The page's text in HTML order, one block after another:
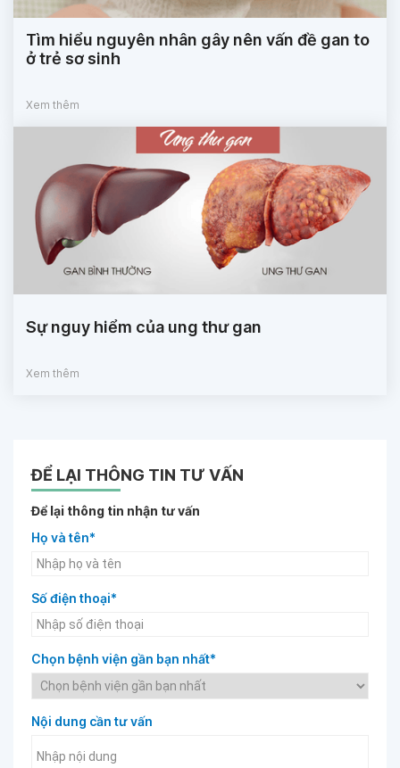
Tìm hiểu nguyên nhân gây nên vấn đề gan to
ở trẻ sơ sinh
Xem thêm
Sự nguy hiểm của ung thư gan
Xem thêm
ĐỂ LẠI THÔNG TIN TƯ VẤN
Để lại thông tin nhận tư vấn
Họ và tên*
Số điện thoại*
Chọn bệnh viện gần bạn nhất*
Nội dung cần tư vấn